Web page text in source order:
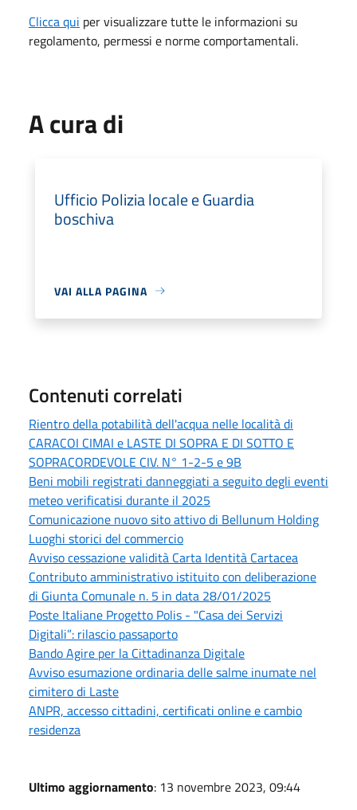
Clicca qui per visualizzare tutte le informazioni su
regolamento, permessi e norme comportamentali.
A cura di
Ufficio Polizia locale e Guardia
boschiva
VAI ALLA PAGINA
Contenuti correlati
Rientro della potabilità dell'acqua nelle località di
CARACOI CIMAI e LASTE DI SOPRA E DI SOTTO E
SOPRACORDEVOLE CIV. N° 1-2-5 e 9B
Beni mobili registrati danneggiati a seguito degli eventi
meteo verificatisi durante il 2025
Comunicazione nuovo sito attivo di Bellunum Holding
Luoghi storici del commercio
Avviso cessazione validità Carta Identità Cartacea
Contributo amministrativo istituito con deliberazione
di Giunta Comunale n. 5 in data 28/01/2025
Poste Italiane Progetto Polis - "Casa dei Servizi
Digitali”: rilascio passaporto
Bando Agire per la Cittadinanza Digitale
Avviso esumazione ordinaria delle salme inumate nel
cimitero di Laste
ANPR, accesso cittadini, certificati online e cambio
residenza
Ultimo aggiornamento: 13 novembre 2023, 09:44